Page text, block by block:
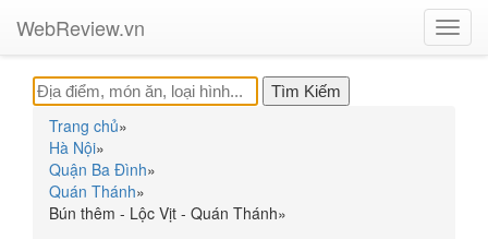
WebReview.vn
Trang chủ»
Hà Nội»
Quận Ba Đình»
Quán Thánh»
Bún thêm - Lộc Vịt - Quán Thánh»